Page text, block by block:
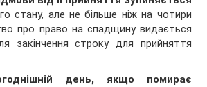
стану, але не більше ніж на чотири
про право на спадщину видається
закінчення строку для прийняття
день, якщо помирає